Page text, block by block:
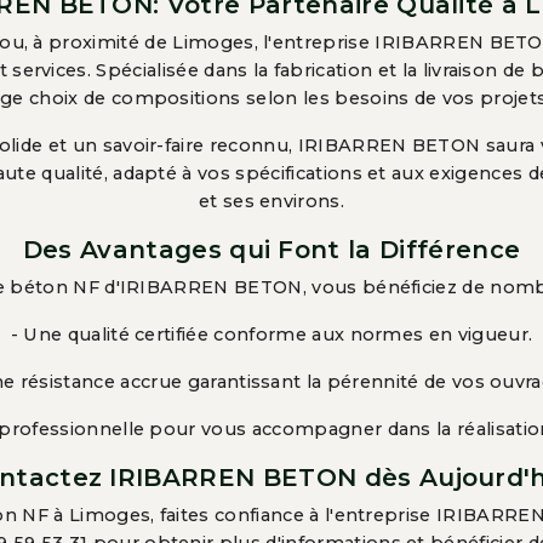
à proximité de Limoges, l'entreprise IRIBARREN
Spécialisée dans la fabrication et la livraison de
choix de compositions selon les besoins de vos
et un savoir-faire reconnu, IRIBARREN BETON
qualité, adapté à vos spécifications et aux exigences
et ses environs.
Des Avantages qui Font la Différence
béton NF d'IRIBARREN BETON, vous bénéficiez de
- Une qualité certifiée conforme aux normes en vigueur.
résistance accrue garantissant la pérennité de vos
pour vous accompagner dans la
IRIBARREN BETON dès
NF à Limoges, faites confiance à l'entreprise